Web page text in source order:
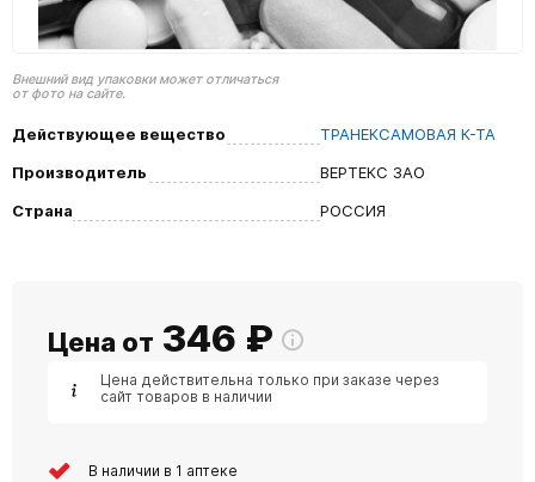
Внешний вид упаковки может отличаться
от фото на сайте.
Действующее вещество
ТРАНЕКСАМОВАЯ К-ТА
Производитель
ВЕРТЕКС ЗАО
Страна
РОССИЯ
Цена от 346 ₽
Цена действительна только при заказе через
сайт товаров в наличии
В наличии в 1 аптеке